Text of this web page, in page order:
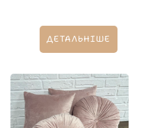
ДЕТАЛЬНІШЕ